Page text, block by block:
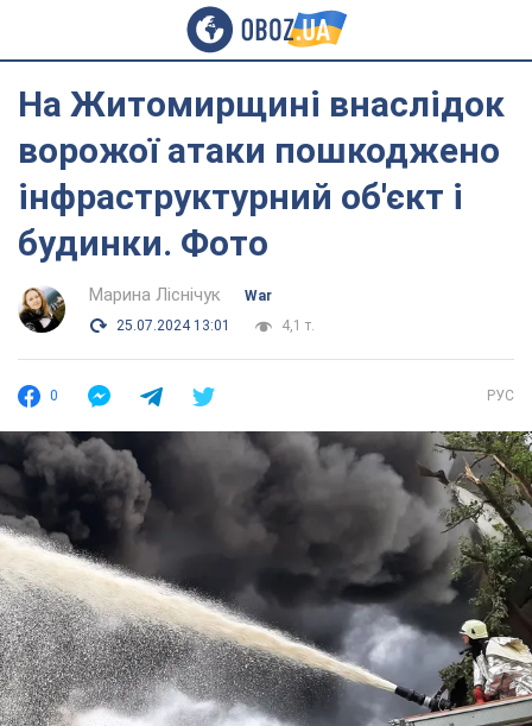
На Житомирщині внаслідок
ворожої атаки пошкоджено
інфраструктурний об'єкт і
будинки. Фото
Марина Ліснічук
War
25.07.2024 13:01
4,1 т.
0 РУС